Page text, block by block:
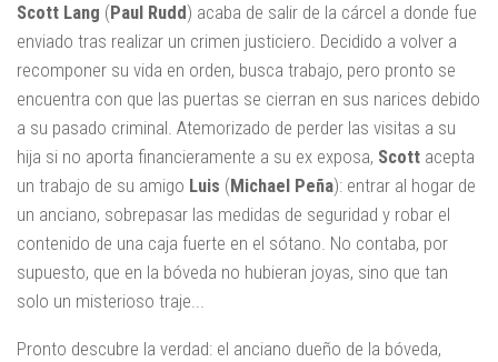
Scott Lang (Paul Rudd) acaba de salir de la cárcel a donde fue
enviado tras realizar un crimen justiciero. Decidido a volver a
recomponer su vida en orden, busca trabajo, pero pronto se
encuentra con que las puertas se cierran en sus narices debido
a su pasado criminal. Atemorizado de perder las visitas a su
hija si no aporta financieramente a su ex exposa, Scott acepta
un trabajo de su amigo Luis (Michael Peña): entrar al hogar de
un anciano, sobrepasar las medidas de seguridad y robar el
contenido de una caja fuerte en el sótano. No contaba, por
supuesto, que en la bóveda no hubieran joyas, sino que tan
solo un misterioso traje...
Pronto descubre la verdad: el anciano dueño de la bóveda,